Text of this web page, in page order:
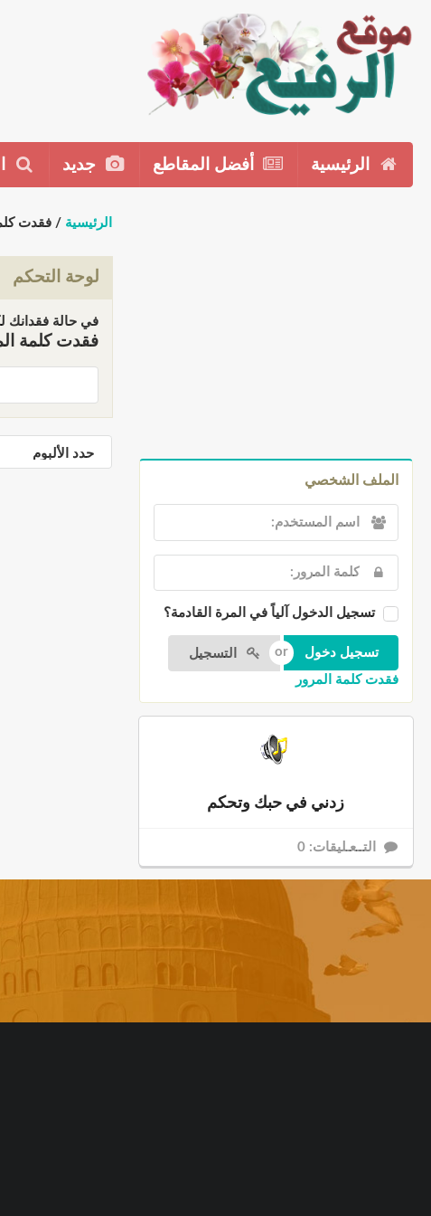
الرئيسية أفضل المقاطع جديد
الملف الشخصي
تسجيل الدخول آلياً في المرة القادمة؟
التسجيل
فقدت كلمة المرور
زدني في حبك وتحكم
التــعـليقات: 0
الرئيسية / فقدت
لوحة التحكم
في حالة فقدانك
فقدت كلمة